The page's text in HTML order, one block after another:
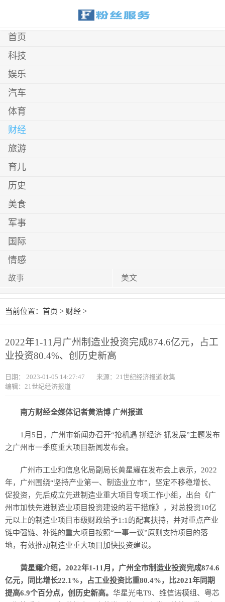
首页
科技
娱乐
汽车
体育
财经
旅游
育儿
历史
美食
军事
国际
情感
故事 美文
当前位置： 首页 > 财经 >
2022年1-11月广州制造业投资完成874.6亿元，占工
业投资80.4%、创历史新高
日期： 2023-01-05 14:27:47
来源：21世纪经济报道收集
编辑：21世纪经济报道
南方财经全媒体记者黄浩博 广州报道
1月5日，广州市新闻办召开“抢机遇 拼经济 抓发展”主题发布
之广州市一季度重大项目新闻发布会。
广州市工业和信息化局副局长黄星耀在发布会上表示，2022
年，广州围绕“坚持产业第一、制造业立市”，坚定不移稳增长、
促投资，先后成立先进制造业重大项目专项工作小组，出台《广
州市加快先进制造业项目投资建设的若干措施》，对总投资10亿
元以上的制造业项目市级财政给予1:1的配套扶持，并对重点产业
链中强链、补链的重大项目按照“一事一议”原则支持项目的落
地，有效推动制造业重大项目加快投资建设。
黄星耀介绍，2022年1-11月，广州全市制造业投资完成874.6
亿元，同比增长22.1%，占工业投资比重80.4%，比2021年同期
提高6.9个百分点，创历史新高。 华星光电T9、维信诺模组、粤芯